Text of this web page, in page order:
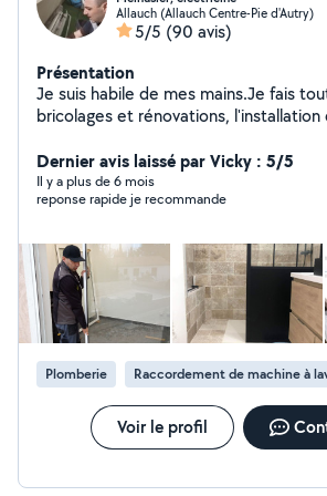
Allauch (Allauch Centre-Pie d'Autry)
5/5 (90 avis)
Présentation
Je suis habile de mes mains.Je fais
bricolages et rénovations, l'installation de cuisine et
d'etagére, et de la parquet, je suis un
l'électricien.. . Je suis un artisan, et je propose mes
services à qui en a besoin.
Dernier avis laissé par Vicky : 5/5
Il y a plus de 6 mois
reponse rapide je recommande
Plomberie Raccordement de machine à
Voir le profil